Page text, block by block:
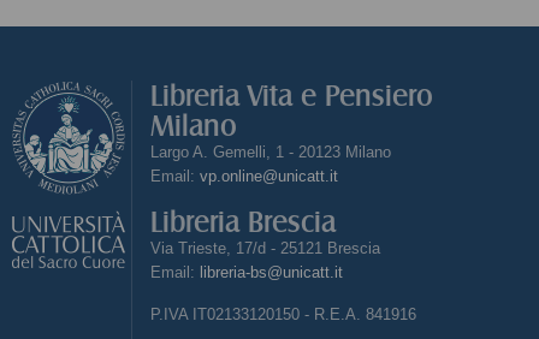
Libreria Vita e Pensiero
Milano
Largo A. Gemelli, 1 - 20123 Milano
Email: vp.online@unicatt.it
Libreria Brescia
Via Trieste, 17/d - 25121 Brescia
Email: libreria-bs@unicatt.it
P.IVA IT02133120150 - R.E.A. 841916